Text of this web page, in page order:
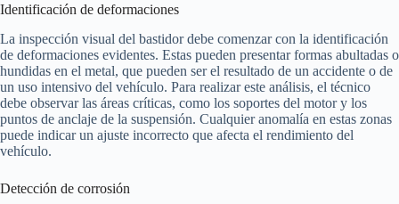
Identificación de deformaciones
La inspección visual del bastidor debe comenzar con la identificación
de deformaciones evidentes. Estas pueden presentar formas abultadas o
hundidas en el metal, que pueden ser el resultado de un accidente o de
un uso intensivo del vehículo. Para realizar este análisis, el técnico
debe observar las áreas críticas, como los soportes del motor y los
puntos de anclaje de la suspensión. Cualquier anomalía en estas zonas
puede indicar un ajuste incorrecto que afecta el rendimiento del
vehículo.
Detección de corrosión